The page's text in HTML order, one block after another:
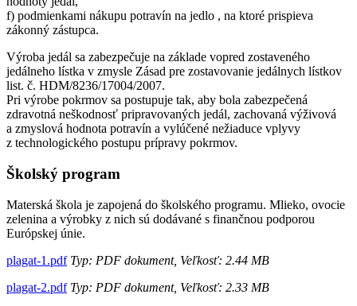
f) podmienkami nákupu potravín na jedlo , na ktoré prispieva
zákonný zástupca.
Výroba jedál sa zabezpečuje na základe vopred zostaveného
jedálneho lístka v zmysle Zásad pre zostavovanie jedálnych lístkov
list. č. HDM/8236/17004/2007.
Pri výrobe pokrmov sa postupuje tak, aby bola zabezpečená
zdravotná neškodnosť pripravovaných jedál, zachovaná výživová
a zmyslová hodnota potravín a vylúčené nežiaduce vplyvy
z technologického postupu prípravy pokrmov.
Školský program
Materská škola je zapojená do školského programu. Mlieko, ovocie
zelenina a výrobky z nich sú dodávané s finančnou podporou
Európskej únie.
plagat-1.pdfTyp: PDF dokument, Veľkosť: 2.44 MB
plagat-2.pdfTyp: PDF dokument, Veľkosť: 2.33 MB